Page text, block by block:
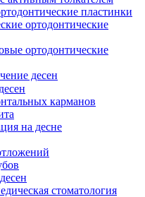
пластинки
ортодонтические
ортодонтические
десен
карманов
на десне
стоматология